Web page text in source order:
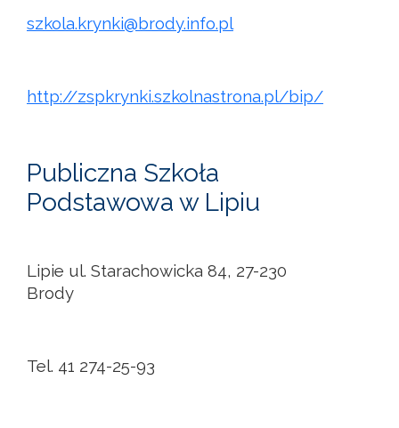
szkola.krynki@brody.info.pl
http://zspkrynki.szkolnastrona.pl/bip/
Publiczna Szkoła
Podstawowa w Lipiu
Lipie ul. Starachowicka 84, 27-230
Brody
Tel. 41 274-25-93